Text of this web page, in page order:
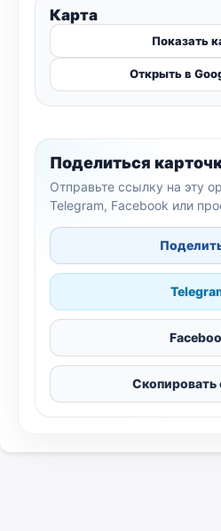
Карта
Показать
Открыть в
Поделиться
Отправьте ссылку на эту
Telegram, Facebook или
Скопировать